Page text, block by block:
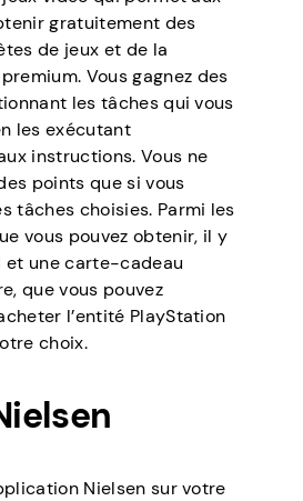
gratuitement des
de jeux et de la
Vous gagnez des
les tâches qui vous
les exécutant
instructions. Vous ne
points que si vous
tâches choisies. Parmi les
vous pouvez obtenir, il y
et une carte-cadeau
que vous pouvez
l’entité PlayStation
choix.
Nielsen sur votre